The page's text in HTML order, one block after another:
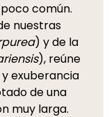
común.
nuestras
) y de la
), reúne
exuberancia
de una
muy larga.